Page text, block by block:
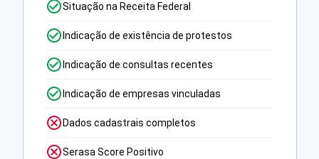
Situação na Receita Federal
Indicação de existência de protestos
Indicação de consultas recentes
Indicação de empresas vinculadas
Dados cadastrais completos
Serasa Score Positivo